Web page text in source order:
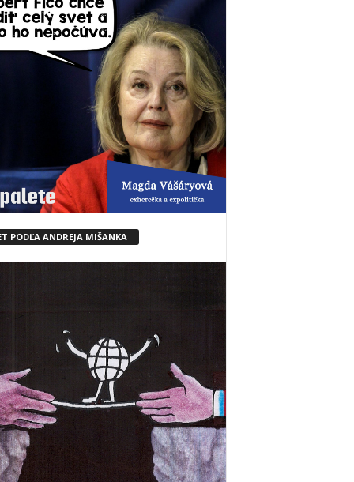
PODĽA ANDREJA MIŠANKA